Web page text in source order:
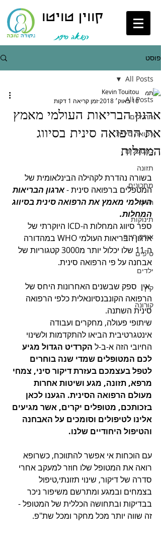
קווין טויטו
פוסט
All Posts
תרגילים
רפואה סינית
למטפלים
תזונה
מתכונים
חורף
תינוקות
אורח חיים
טיפים
ילדים
קיץ
קורונה
All Posts
ארגון הבריאות העולמי מאמץ
את הרפואה סינית בסיווג
המחלות
Kevin Touitou
10 באוק׳ 2018
זמן קריאה 1 דקות
בשורה נהדרת לקהילה הבינלאומית של
המטפלים ברפואה סינית - ארגון הבריאות
העולמי מאמץ את הרפואה סינית בסיווג
המחלות.
ספר סיווג המחלות ה-ICD היוקרתי של
ארגון הבריאות העולמי WHO במהדורה
ה-11 שלו יכלול יותר מ3000 קטגוריות של
אבחנה על פי הרפואה סינית.
אין  ספק שבשנים האחרונות היחס של
הרפואה הקונבנסיונאלית כלפי הרפואה
סינית השתנה.
שיתופי פעולה, מחקרים ועבודה
אינטגרטיבית הביאו להתקדמות ולשינוי
החיובי הזה א-ב-ל הקרדיט הגדול מגיע
לכם המטופלים שמדי שנה בוחרים
לטפל בעצמכם בעזרת דיקור סיני, צמחי
מרפא, תזונה, מגע ושיטות אחרות
מעולם הרפואה הסינית. הגענו לכאן
בזכותכם, מטופלים יקרים, אשר מגיעים
אלינו לטיפולים וסומכים על האבחנה
והטיפול היחודיים שלנו.
עם הוכחות אי אפשר להתווכח, כשרופא
רואה את המטופל שלו חוזר למעקב אחרי
סדרה של דיקור, שינוי תזונתי,טיפול
בצמחים ובמגע ומתרשם משיפור ניכר
בבדיקות ובתחושה הכללית של המטופל -
זה שווה יותר מכל מחקר ומכל שת"פ.